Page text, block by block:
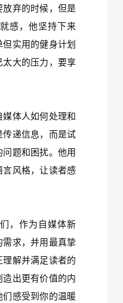
弃的时候，但是
感，他坚持下来
实用的健身计划
大的压力，要享
体人如何处理和
传递信息，而是试
题和困扰。他用
言风格，让读者感
，作为自媒体新
求，并用最真挚
解并满足读者的
出更有价值的内
感受到你的温暖